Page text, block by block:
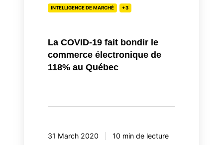
QuébecINTELLIGENCE DE MARCHÉ +3
La COVID-19 fait bondir le
commerce électronique de
118% au Québec
31 March 2020 10 min de lecture